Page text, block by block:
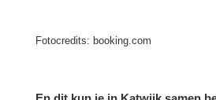
Fotocredits: booking.com